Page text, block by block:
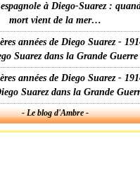
à Diego-Suarez :
mort vient de la mer…
années de Diego Suarez -
Suarez dans la Grande Guerre
années de Diego Suarez -
Suarez dans la Grande
- Le blog d'Ambre -